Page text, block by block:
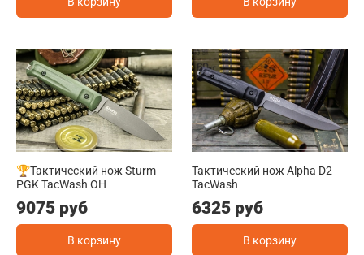
🏆Тактический нож Sturm
PGK TacWash OH
9075 руб
В корзину
Тактический нож Alpha D2
TacWash
6325 руб
В корзину